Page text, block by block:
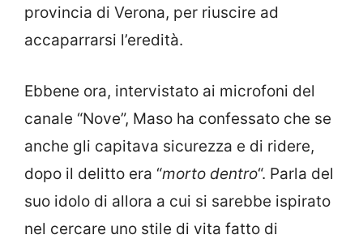
provincia di Verona, per riuscire ad
accaparrarsi l’eredità.
Ebbene ora, intervistato ai microfoni del
canale “Nove”, Maso ha confessato che se
anche gli capitava sicurezza e di ridere,
dopo il delitto era “morto dentro“. Parla del
suo idolo di allora a cui si sarebbe ispirato
nel cercare uno stile di vita fatto di